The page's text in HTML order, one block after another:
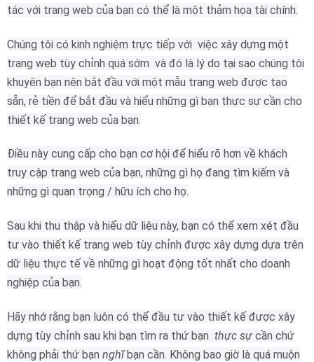
tác với trang web của bạn có thể là một thảm họa tài chính.
Chúng tôi có kinh nghiệm trực tiếp với việc xây dựng một
trang web tùy chỉnh quá sớm và đó là lý do tại sao chúng tôi
khuyên bạn nên bắt đầu với một mẫu trang web được tạo
sẵn, rẻ tiền để bắt đầu và hiểu những gì bạn thực sự cần cho
thiết kế trang web của bạn.
Điều này cung cấp cho bạn cơ hội để hiểu rõ hơn về khách
truy cập trang web của bạn, những gì họ đang tìm kiếm và
những gì quan trọng / hữu ích cho họ.
Sau khi thu thập và hiểu dữ liệu này, bạn có thể xem xét đầu
tư vào thiết kế trang web tùy chỉnh được xây dựng dựa trên
dữ liệu thực tế về những gì hoạt động tốt nhất cho doanh
nghiệp của bạn.
Hãy nhớ rằng bạn luôn có thể đầu tư vào thiết kế được xây
dựng tùy chỉnh sau khi bạn tìm ra thứ bạn thực sựcần chứ
không phải thứ bạn nghĩbạn cần. Không bao giờ là quá muộn